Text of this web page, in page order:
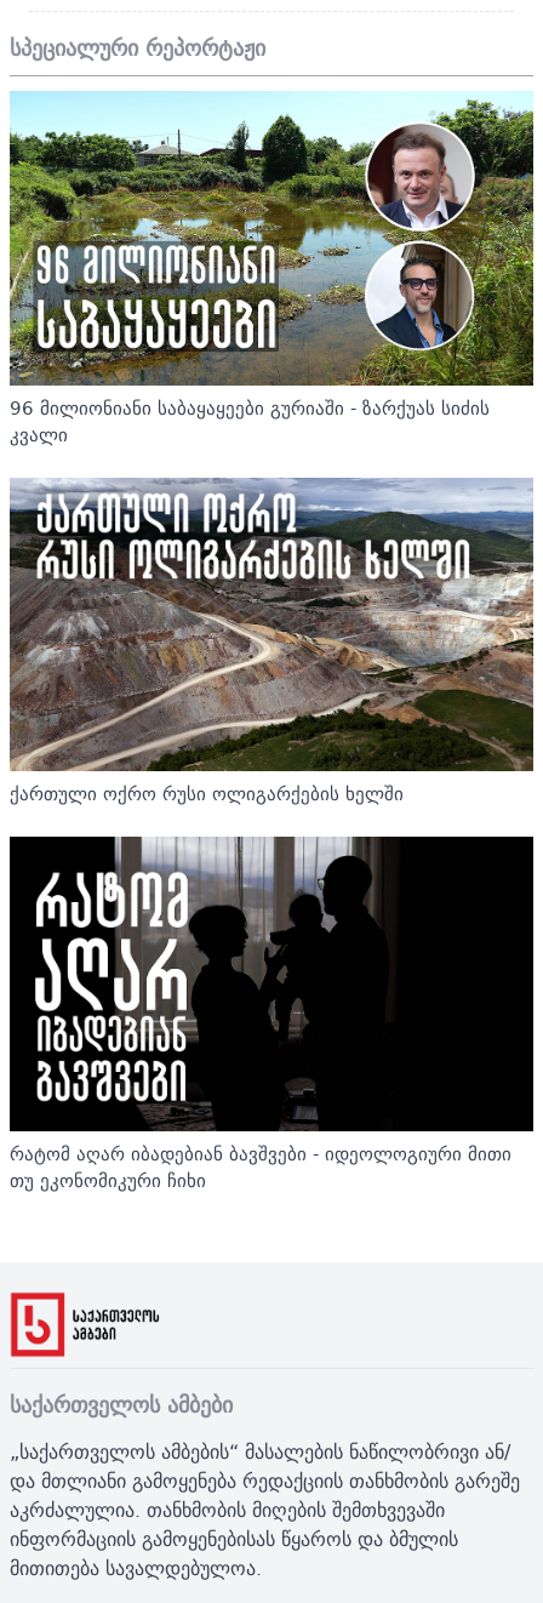
სპეციალური რეპორტაჟი
96 მილიონიანი საბაყაყეები გურიაში - ზარქუას სიძის
კვალი
ქართული ოქრო რუსი ოლიგარქების ხელში
რატომ აღარ იბადებიან ბავშვები - იდეოლოგიური მითი
თუ ეკონომიკური ჩიხი
საქართველოს ამბები
„საქართველოს ამბების“ მასალების ნაწილობრივი ან/
და მთლიანი გამოყენება რედაქციის თანხმობის გარეშე
აკრძალულია. თანხმობის მიღების შემთხვევაში
ინფორმაციის გამოყენებისას წყაროს და ბმულის
მითითება სავალდებულოა.